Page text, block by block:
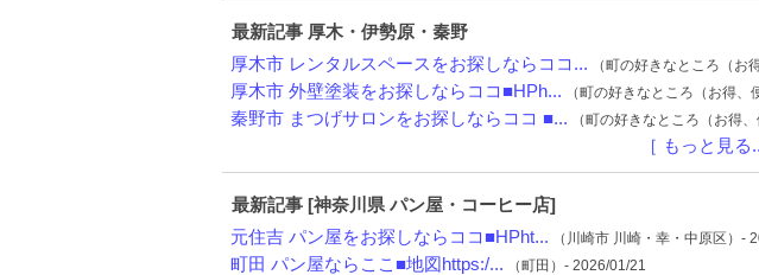
最新記事 厚木・伊勢原・秦野
厚木市 レンタルスペースをお探しならココ... （町の好きなところ（お
厚木市 外壁塗装をお探しならココ■HPh... （町の好きなところ（お得、
秦野市 まつげサロンをお探しならココ ■... （町の好きなところ（お得
［ もっと見
最新記事 [神奈川県 パン屋・コーヒー店]
元住吉 パン屋をお探しならココ■HPht... （川崎市 川崎・幸・中原区）-
町田 パン屋ならここ■地図https:/... （町田）- 2026/01/21